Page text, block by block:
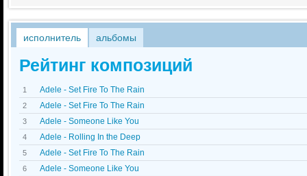
исполнитель альбомы
Рейтинг композиций
1 Adele - Set Fire To The Rain
2 Adele - Set Fire To The Rain
3 Adele - Someone Like You
4 Adele - Rolling In the Deep
5 Adele - Set Fire To The Rain
6 Adele - Someone Like You